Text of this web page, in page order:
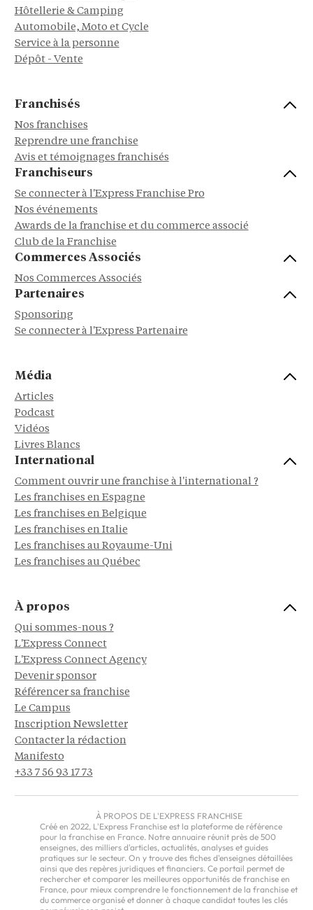
Hôtellerie & Camping
Automobile, Moto et Cycle
Service à la personne
Dépôt - Vente
Franchisés
Nos franchises
Reprendre une franchise
Avis et témoignages franchisés
Franchiseurs
Se connecter à l'Express Franchise Pro
Nos événements
Awards de la franchise et du commerce associé
Club de la Franchise
Commerces Associés
Nos Commerces Associés
Partenaires
Sponsoring
Se connecter à l'Express Partenaire
Média
Articles
Podcast
Vidéos
Livres Blancs
International
Comment ouvrir une franchise à l'international ?
Les franchises en Espagne
Les franchises en Belgique
Les franchises en Italie
Les franchises au Royaume-Uni
Les franchises au Québec
À propos
Qui sommes-nous ?
L'Express Connect
L'Express Connect Agency
Devenir sponsor
Référencer sa franchise
Le Campus
Inscription Newsletter
Contacter la rédaction
Manifesto
+33 7 56 93 17 73
À PROPOS DE L'EXPRESS FRANCHISE
Créé en 2022, L'Express Franchise est la plateforme de référence
pour la franchise en France. Notre annuaire réunit près de 500
enseignes, des milliers d'articles, actualités, analyses et guides
pratiques sur le secteur. On y trouve des fiches d'enseignes détaillées
ainsi que des repères juridiques et financiers. Ce portail permet de
rechercher et comparer les meilleures opportunités de franchise en
France, pour mieux comprendre le fonctionnement de la franchise et
du commerce organisé et donner à chaque candidat toutes les clés